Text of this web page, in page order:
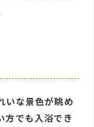
いな景色が眺め
方でも入浴でき